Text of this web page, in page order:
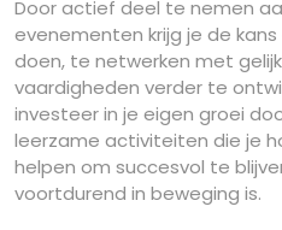
Door actief deel te nemen
evenementen krijg je de
doen, te netwerken met
vaardigheden verder te
investeer in je eigen groei
leerzame activiteiten die je
helpen om succesvol te
voortdurend in beweging is.